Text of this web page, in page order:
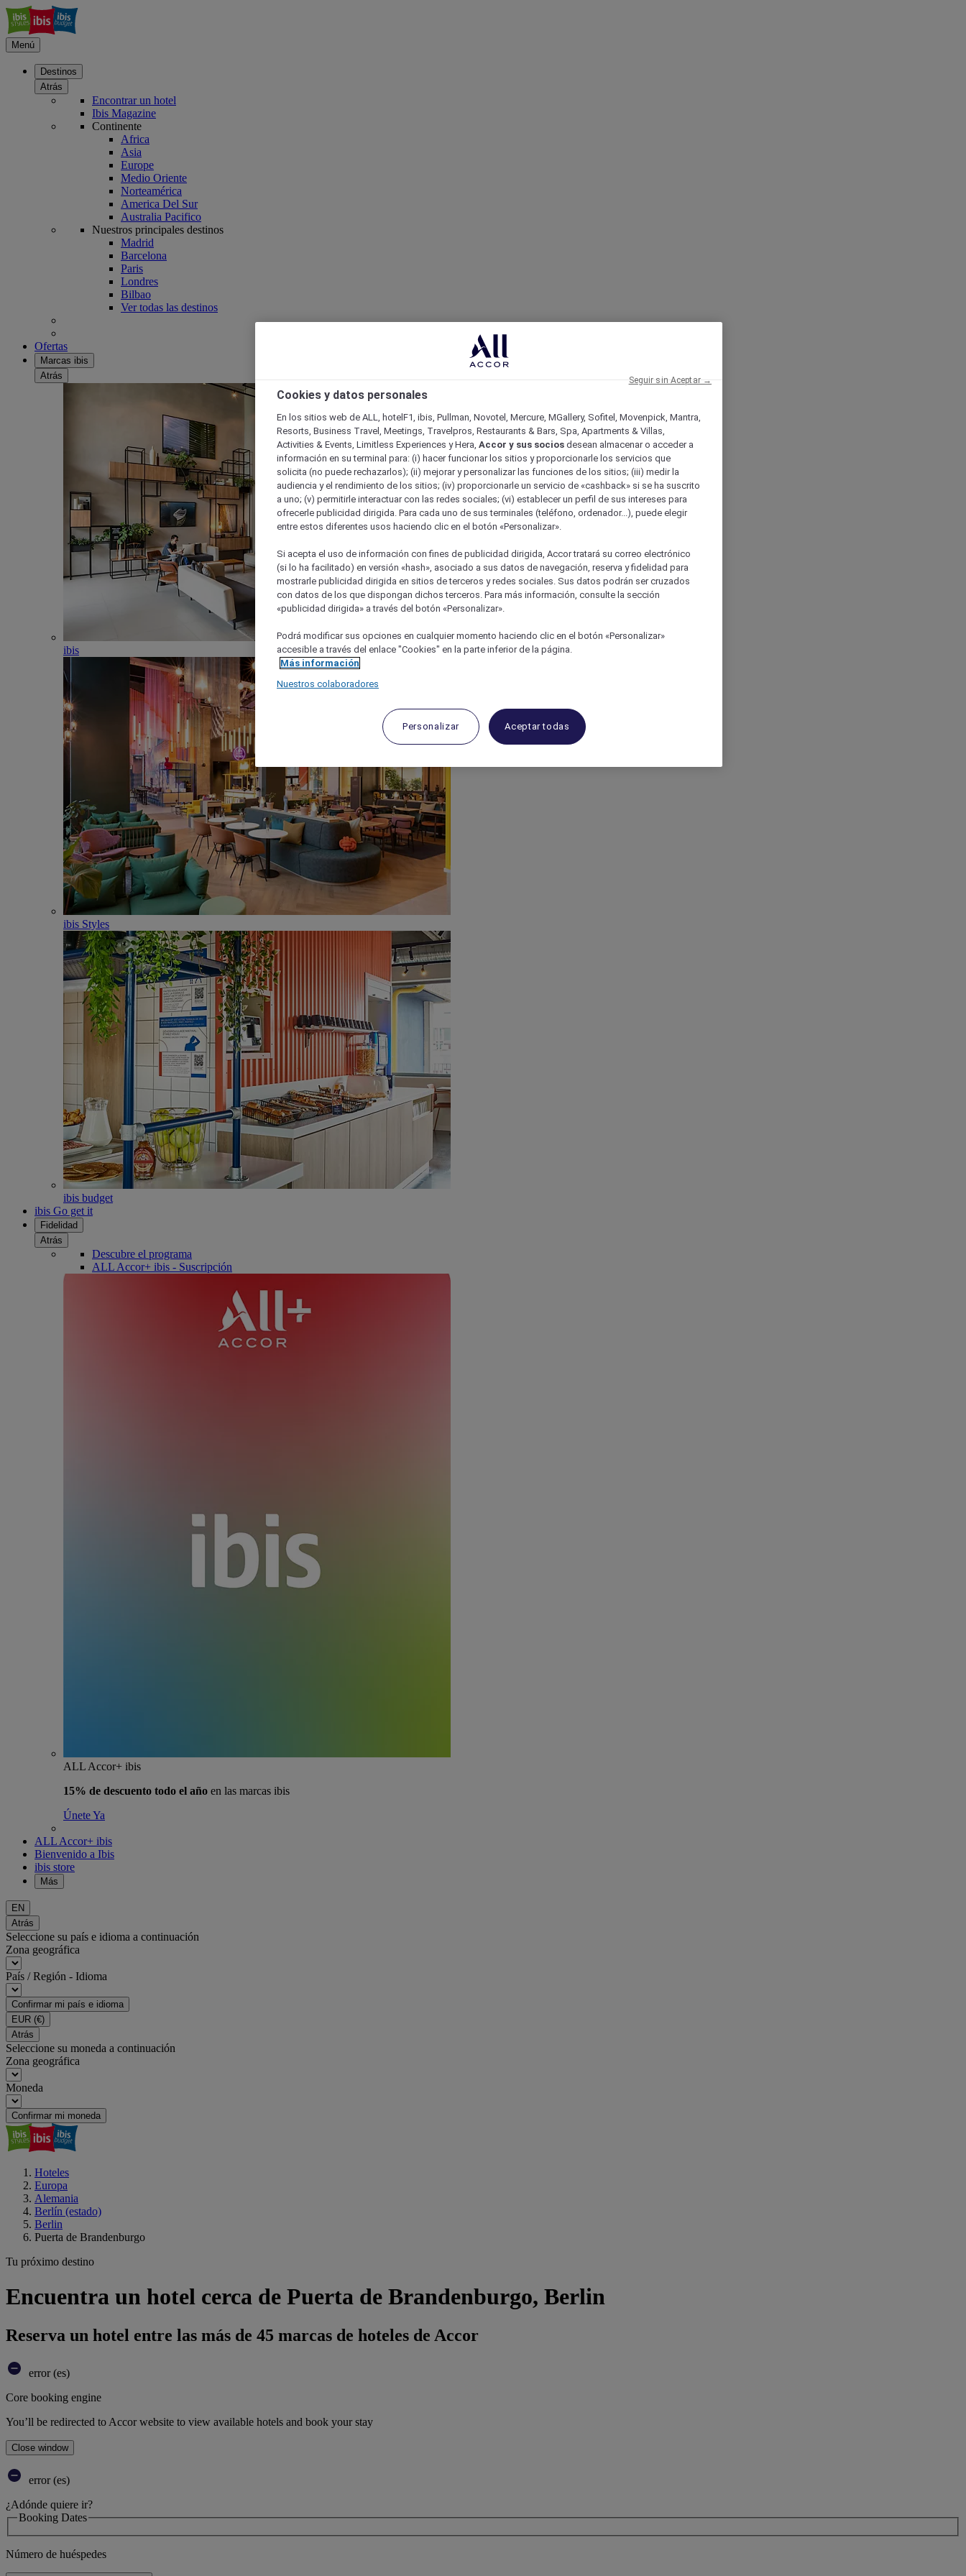
Menú
Destinos
Atrás
Encontrar un hotel
Ibis Magazine
Continente
Africa
Asia
Europe
Medio Oriente
Norteamérica
America Del Sur
Australia Pacifico
Nuestros principales destinos
Madrid
Barcelona
Paris
Londres
Bilbao
Ver todas las destinos
Ofertas
Marcas ibis
Atrás
ibis
ibis Styles
ibis budget
ibis Go get it
Fidelidad
Atrás
Descubre el programa
ALL Accor+ ibis - Suscripción
ALL Accor+ ibis
15% de descuento todo el año en las marcas ibis
Únete Ya
ALL Accor+ ibis
Bienvenido a Ibis
ibis store
Más
EN
Atrás
Seleccione su país e idioma a continuación
Zona geográfica
País / Región - Idioma
Confirmar mi país e idioma
EUR (€)
Atrás
Seleccione su moneda a continuación
Zona geográfica
Moneda
Confirmar mi moneda
Hoteles
Europa
Alemania
Berlín (estado)
Berlin
Puerta de Brandenburgo
Tu próximo destino
Encuentra un hotel cerca de Puerta de Brandenburgo, Berlin
Reserva un hotel entre las más de 45 marcas de hoteles de Accor
error (es)
Core booking engine
You’ll be redirected to Accor website to view available hotels and book your stay
Close window
error (es)
¿Adónde quiere ir?
Booking Dates
Número de huéspedes
Cookies y datos personales
En los sitios web de ALL, hotelF1, ibis, Pullman, Novotel, Mercure, MGallery, Sofitel, Movenpick, Mantra,
Resorts, Business Travel, Meetings, Travelpros, Restaurants & Bars, Spa, Apartments & Villas,
Activities & Events, Limitless Experiences y Hera, Accor y sus socios desean almacenar o acceder a
información en su terminal para: (i) hacer funcionar los sitios y proporcionarle los servicios que
solicita (no puede rechazarlos); (ii) mejorar y personalizar las funciones de los sitios; (iii) medir la
audiencia y el rendimiento de los sitios; (iv) proporcionarle un servicio de «cashback» si se ha suscrito
a uno; (v) permitirle interactuar con las redes sociales; (vi) establecer un perfil de sus intereses para
ofrecerle publicidad dirigida. Para cada uno de sus terminales (teléfono, ordenador...), puede elegir
entre estos diferentes usos haciendo clic en el botón «Personalizar».
Si acepta el uso de información con fines de publicidad dirigida, Accor tratará su correo electrónico
(si lo ha facilitado) en versión «hash», asociado a sus datos de navegación, reserva y fidelidad para
mostrarle publicidad dirigida en sitios de terceros y redes sociales. Sus datos podrán ser cruzados
con datos de los que dispongan dichos terceros. Para más información, consulte la sección
«publicidad dirigida» a través del botón «Personalizar».
Podrá modificar sus opciones en cualquier momento haciendo clic en el botón «Personalizar»
accesible a través del enlace "Cookies" en la parte inferior de la página.
Más información
Nuestros colaboradores
Personalizar Aceptar todas
Seguir sin Aceptar →